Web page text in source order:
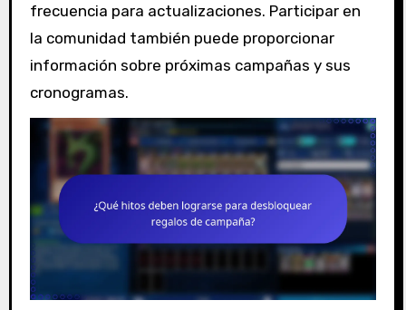
frecuencia para actualizaciones. Participar en
la comunidad también puede proporcionar
información sobre próximas campañas y sus
cronogramas.